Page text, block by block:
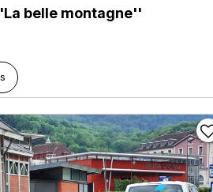
belle montagne''